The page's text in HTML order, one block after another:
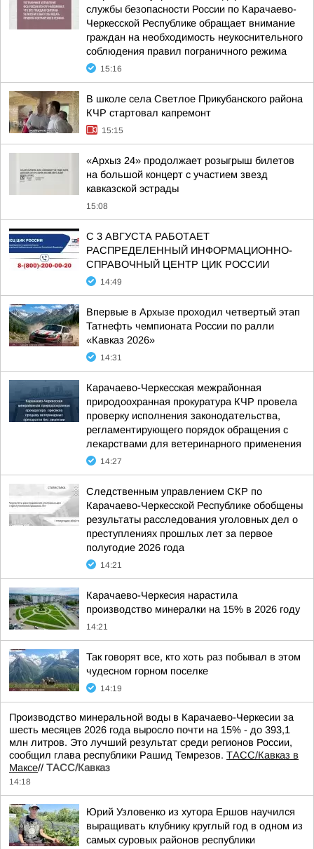
службы безопасности России по Карачаево-
Черкесской Республике обращает внимание
граждан на необходимость неукоснительного
соблюдения правил пограничного режима
15:16
В школе села Светлое Прикубанского района
КЧР стартовал капремонт
15:15
«Архыз 24» продолжает розыгрыш билетов
на большой концерт с участием звезд
кавказской эстрады
15:08
С 3 АВГУСТА РАБОТАЕТ
РАСПРЕДЕЛЕННЫЙ ИНФОРМАЦИОННО-
СПРАВОЧНЫЙ ЦЕНТР ЦИК РОССИИ
14:49
Впервые в Архызе проходил четвертый этап
Татнефть чемпионата России по ралли
«Кавказ 2026»
14:31
Карачаево-Черкесская межрайонная
природоохранная прокуратура КЧР провела
проверку исполнения законодательства,
регламентирующего порядок обращения с
лекарствами для ветеринарного применения
14:27
Следственным управлением СКР по
Карачаево-Черкесской Республике обобщены
результаты расследования уголовных дел о
преступлениях прошлых лет за первое
полугодие 2026 года
14:21
Карачаево-Черкесия нарастила
производство минералки на 15% в 2026 году
14:21
Так говорят все, кто хоть раз побывал в этом
чудесном горном поселке
14:19
Производство минеральной воды в Карачаево-Черкесии за
шесть месяцев 2026 года выросло почти на 15% - до 393,1
млн литров. Это лучший результат среди регионов России,
сообщил глава республики Рашид Темрезов. ТАСС/Кавказ в
Максе// ТАСС/Кавказ
14:18
Юрий Узловенко из хутора Ершов научился
выращивать клубнику круглый год в одном из
самых суровых районов республики